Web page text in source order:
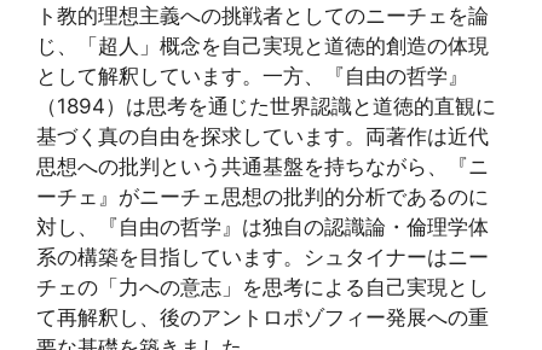
ト教的理想主義への挑戦者としてのニーチェを論
じ、「超人」概念を自己実現と道徳的創造の体現
として解釈しています。一方、『自由の哲学』
（1894）は思考を通じた世界認識と道徳的直観に
基づく真の自由を探求しています。両著作は近代
思想への批判という共通基盤を持ちながら、『ニ
ーチェ』がニーチェ思想の批判的分析であるのに
対し、『自由の哲学』は独自の認識論・倫理学体
系の構築を目指しています。シュタイナーはニー
チェの「力への意志」を思考による自己実現とし
て再解釈し、後のアントロポゾフィー発展への重